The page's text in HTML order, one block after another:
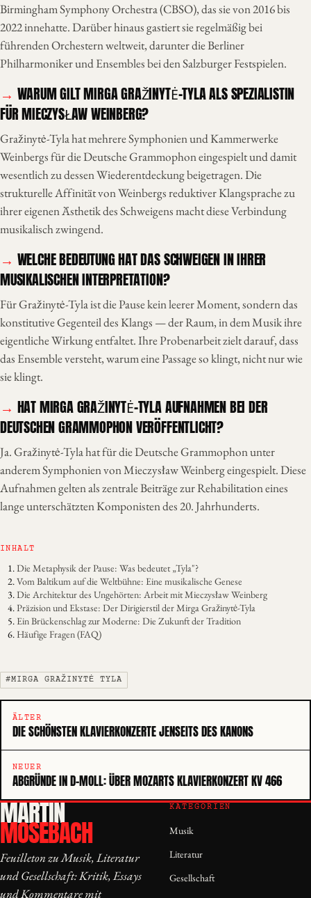
Birmingham Symphony Orchestra (CBSO), das sie von 2016 bis
2022 innehatte. Darüber hinaus gastiert sie regelmäßig bei
führenden Orchestern weltweit, darunter die Berliner
Philharmoniker und Ensembles bei den Salzburger Festspielen.
WARUM GILT MIRGA GRAŽINYTĖ-TYLA ALS SPEZIALISTIN
FÜR MIECZYSŁAW WEINBERG?
Gražinytė-Tyla hat mehrere Symphonien und Kammerwerke
Weinbergs für die Deutsche Grammophon eingespielt und damit
wesentlich zu dessen Wiederentdeckung beigetragen. Die
strukturelle Affinität von Weinbergs reduktiver Klangsprache zu
ihrer eigenen Ästhetik des Schweigens macht diese Verbindung
musikalisch zwingend.
WELCHE BEDEUTUNG HAT DAS SCHWEIGEN IN IHRER
MUSIKALISCHEN INTERPRETATION?
Für Gražinytė-Tyla ist die Pause kein leerer Moment, sondern das
konstitutive Gegenteil des Klangs — der Raum, in dem Musik ihre
eigentliche Wirkung entfaltet. Ihre Probenarbeit zielt darauf, dass
das Ensemble versteht, warum eine Passage so klingt, nicht nur wie
sie klingt.
HAT MIRGA GRAŽINYTĖ-TYLA AUFNAHMEN BEI DER
DEUTSCHEN GRAMMOPHON VERÖFFENTLICHT?
Ja. Gražinytė-Tyla hat für die Deutsche Grammophon unter
anderem Symphonien von Mieczysław Weinberg eingespielt. Diese
Aufnahmen gelten als zentrale Beiträge zur Rehabilitation eines
lange unterschätzten Komponisten des 20. Jahrhunderts.
INHALT
Die Metaphysik der Pause: Was bedeutet „Tyla"?
Vom Baltikum auf die Weltbühne: Eine musikalische Genese
Die Architektur des Ungehörten: Arbeit mit Mieczysław Weinberg
Präzision und Ekstase: Der Dirigierstil der Mirga Gražinytė-Tyla
Ein Brückenschlag zur Moderne: Die Zukunft der Tradition
Häufige Fragen (FAQ)
#MIRGA GRAŽINYTĖ TYLA
ÄLTER
DIE SCHÖNSTEN KLAVIERKONZERTE JENSEITS DES KANONS
NEUER
ABGRÜNDE IN D-MOLL: ÜBER MOZARTS KLAVIERKONZERT KV 466
MARTIN
MOSEBACH
Feuilleton zu Musik, Literatur
und Gesellschaft: Kritik, Essays
und Kommentare mit
KATEGORIEN
Musik
Literatur
Gesellschaft